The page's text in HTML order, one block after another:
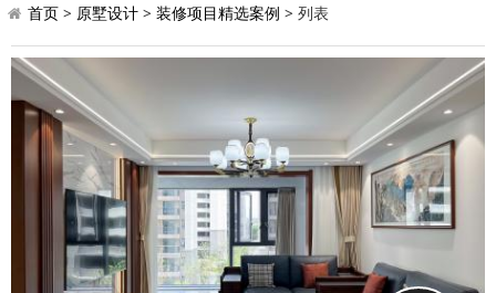
首页> 原墅设计> 装修项目精选案例 > 列表